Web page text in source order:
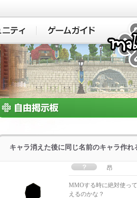
キャラ消えた後に同じ名前のキャラ作れ
昂
MMOする時に絶対使っ
えるのかな？